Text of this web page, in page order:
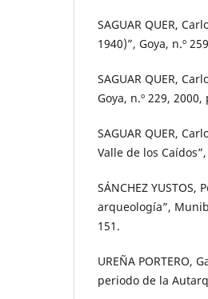
SAGUAR QUER,
1940)”, Goya, n.º
SAGUAR QUER,
Goya, n.º 229, 2000,
SAGUAR QUER,
Valle de los
SÁNCHEZ
arqueología”,
151.
UREÑA
periodo de la